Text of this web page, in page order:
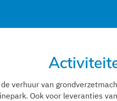
verhuur van
Ook voor leveranties